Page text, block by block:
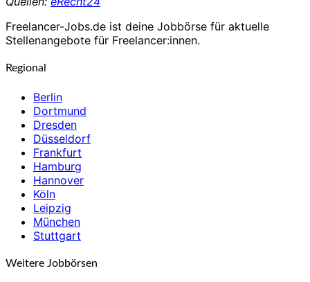
Freelancer-Jobs.de ist deine Jobbörse für aktuelle
Stellenangebote für Freelancer:innen.
Regional
Berlin
Dortmund
Dresden
Düsseldorf
Frankfurt
Hamburg
Hannover
Köln
Leipzig
München
Stuttgart
Weitere Jobbörsen